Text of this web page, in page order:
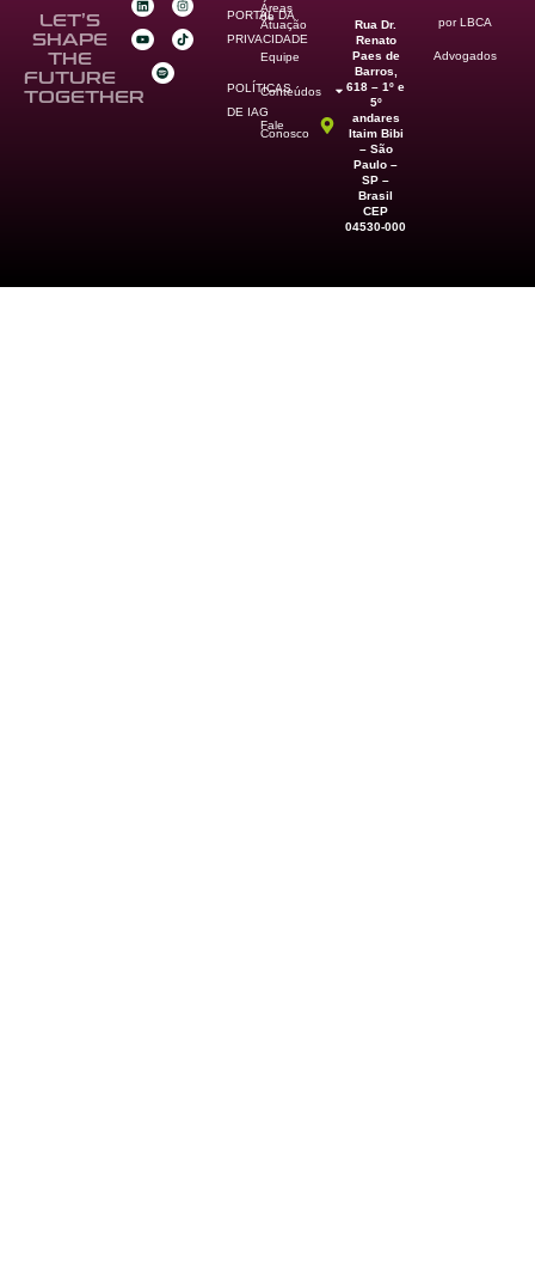
LET’S
SHAPE
THE
FUTURE
TOGETHER
PORTAL DA
PRIVACIDADE
POLÍTICAS
DE IAG
Áreas
de
Atuação
Equipe
Conteúdos
Fale
Conosco
Rua Dr.
Renato
Paes de
Barros,
618 – 1º e
5º
andares
Itaim Bibi
– São
Paulo –
SP –
Brasil
CEP
04530-000
por LBCA
Advogados